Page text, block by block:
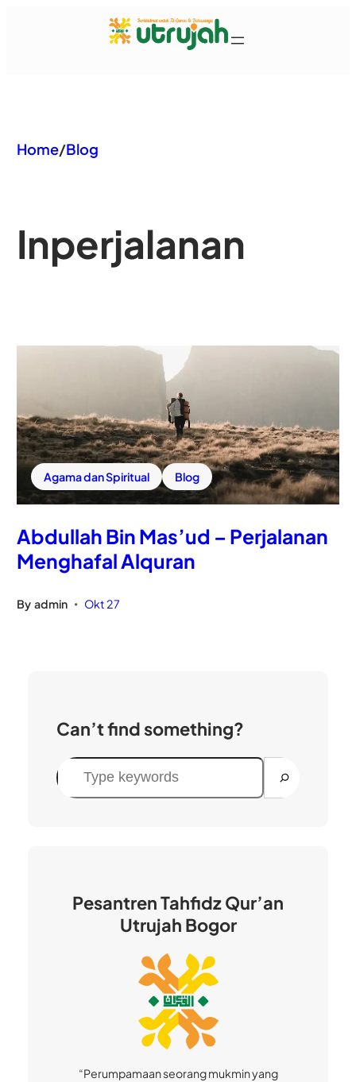
Home/Blog
Inperjalanan
Agama dan Spiritual Blog
Abdullah Bin Mas’ud – Perjalanan
Menghafal Alquran
By admin • Okt 27
Can’t find something?
C
a
Pesantren Tahfidz Qur’an
Utrujah Bogor
“Perumpamaan seorang mukmin yang